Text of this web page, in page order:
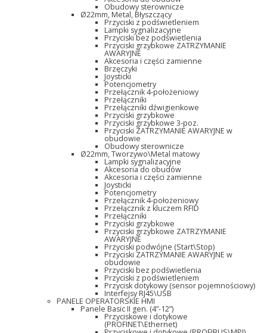
Obudowy sterownicze
Ø22mm, Metal, Błyszczący
Przyciski z podświetleniem
Lampki sygnalizacyjne
Przyciski bez podświetlenia
Przyciski grzybkowe ZATRZYMANIE
AWARYJNE
Akcesoria i części zamienne
Brzęczyki
Joysticki
Potencjometry
Przełącznik 4-położeniowy
Przełączniki
Przełączniki dźwigienkowe
Przyciski grzybkowe
Przyciski grzybkowe 3-poz.
Przyciski ZATRZYMANIE AWARYJNE w
obudowie
Obudowy sterownicze
Ø22mm, Tworzywo\Metal matowy
Lampki sygnalizacyjne
Akcesoria do obudów
Akcesoria i części zamienne
Joysticki
Potencjometry
Przełącznik 4-położeniowy
Przełącznik z kluczem RFID
Przełączniki
Przyciski grzybkowe
Przyciski grzybkowe ZATRZYMANIE
AWARYJNE
Przyciski podwójne (Start\Stop)
Przyciski ZATRZYMANIE AWARYJNE w
obudowie
Przyciski bez podświetlenia
Przyciski z podświetleniem
Przycisk dotykowy (sensor pojemnościowy)
Interfejsy RJ45\USB
PANELE OPERATORSKIE HMI
Panele Basic II gen. (4”-12”)
Przyciskowe i dotykowe
(PROFINET\Ethernet)